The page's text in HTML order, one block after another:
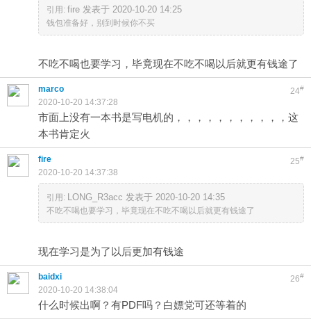
引用: fire 发表于 2020-10-20 14:25
钱包准备好，别到时候你不买
不吃不喝也要学习，毕竟现在不吃不喝以后就更有钱途了
24#
marco
2020-10-20 14:37:28
市面上没有一本书是写电机的，，，，，，，，，，，这
本书肯定火
25#
fire
2020-10-20 14:37:38
引用: LONG_R3acc 发表于 2020-10-20 14:35
不吃不喝也要学习，毕竟现在不吃不喝以后就更有钱途了
现在学习是为了以后更加有钱途
26#
baidxi
2020-10-20 14:38:04
什么时候出啊？有PDF吗？白嫖党可还等着的